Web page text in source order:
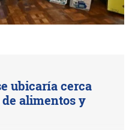
ubicaría cerca
de alimentos y